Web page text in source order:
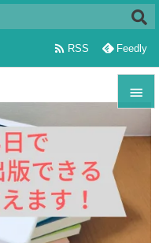


メニュ

前へ
 RSS Feedly